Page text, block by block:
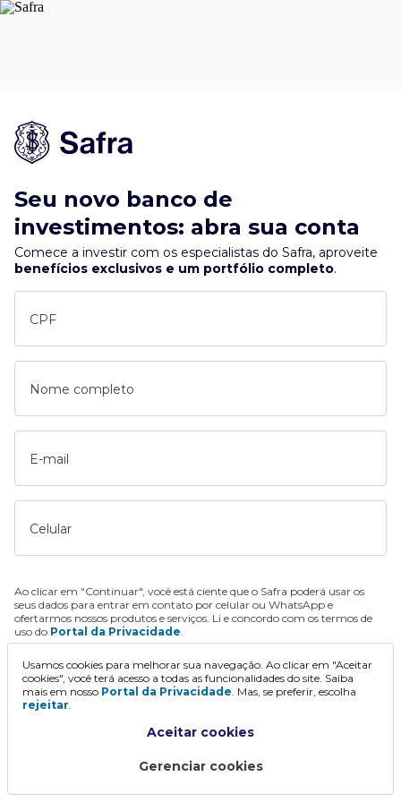
Seu novo banco de
investimentos: abra sua conta
Comece a investir com os especialistas do Safra, aproveite
benefícios exclusivos e um portfólio completo.
CPF
Nome completo
E-mail
Celular
Ao clicar em "Continuar", você está ciente que o Safra poderá usar os
seus dados para entrar em contato por celular ou WhatsApp e
ofertarmos nossos produtos e serviços. Li e concordo com os termos de
uso do Portal da Privacidade.
Continuar
Usamos cookies para melhorar sua navegação. Ao clicar em "Aceitar
cookies", você terá acesso a todas as funcionalidades do site. Saiba
mais em nosso Portal da Privacidade. Mas, se preferir, escolha
rejeitar.
Aceitar cookies
Gerenciar cookies